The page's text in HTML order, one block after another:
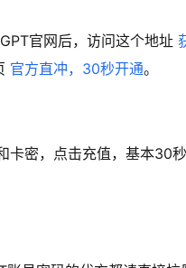
官网后，访问这个地址
官方直冲，30秒开通。
卡密，点击充值，基本30